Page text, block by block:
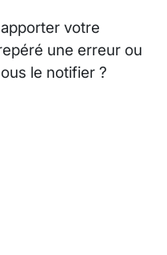
votre
une erreur ou
le notifier ?